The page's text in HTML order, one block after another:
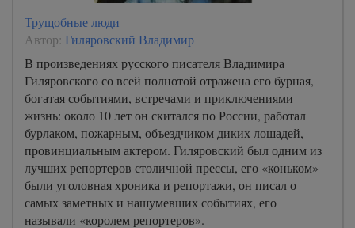
Трущобные люди
Автор: Гиляровский Владимир
В произведениях русского писателя Владимира
Гиляровского со всей полнотой отражена его бурная,
богатая событиями, встречами и приключениями
жизнь: около 10 лет он скитался по России, работал
бурлаком, пожарным, объездчиком диких лошадей,
провинциальным актером. Гиляровский был одним из
лучших репортеров столичной прессы, его «коньком»
были уголовная хроника и репортажи, он писал о
самых заметных и нашумевших событиях, его
называли «королем репортеров».